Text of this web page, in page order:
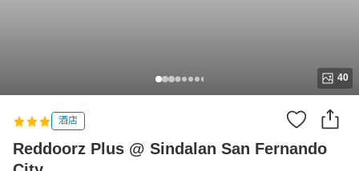
40
酒店
Reddoorz Plus @ Sindalan San Fernando